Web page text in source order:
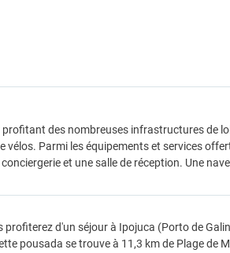
des nombreuses infrastructures de
vélos. Parmi les équipements et services
et une salle de réception. Une
d'un séjour à Ipojuca (Porto de
pousada se trouve à 11,3 km de Plage de